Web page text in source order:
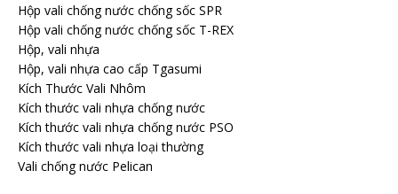
Hộp vali chống nước chống sốc SPR
Hộp vali chống nước chống sốc T-REX
Hộp, vali nhựa
Hộp, vali nhựa cao cấp Tgasumi
Kích Thước Vali Nhôm
Kích thước vali nhựa chống nước
Kích thước vali nhựa chống nước PSO
Kích thước vali nhựa loại thường
Vali chống nước Pelican